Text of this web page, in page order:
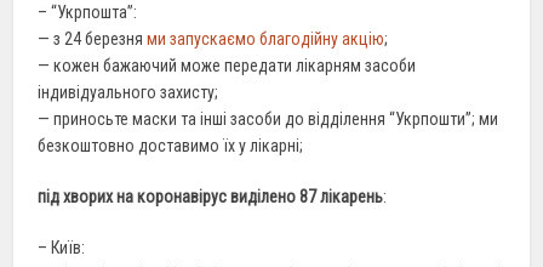
– “Укрпошта”:
— з 24 березнями запускаємо благодійну акцію;
— кожен бажаючий може передати лікарням засоби
індивідуального захисту;
— приносьте маски та інші засоби до відділення “Укрпошти”; ми
безкоштовно доставимо їх у лікарні;
під хворих на коронавірус виділено 87 лікарень:
– Київ: